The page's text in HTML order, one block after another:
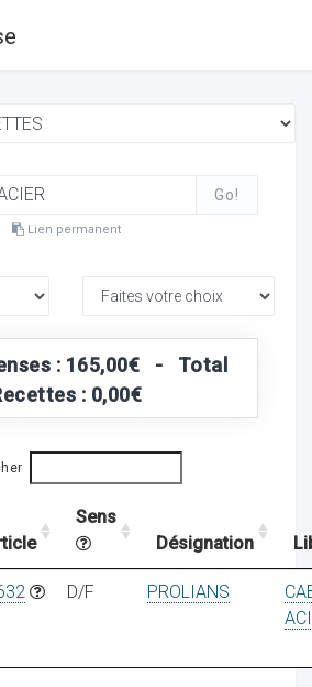
Go!
Lien permanent
: 165,00€ - Total
: 0,00€
Sens
Désignation
D/F PROLIANS